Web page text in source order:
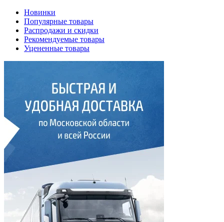
Новинки
Популярные товары
Распродажи и скидки
Рекомендуемые товары
Уцененные товары